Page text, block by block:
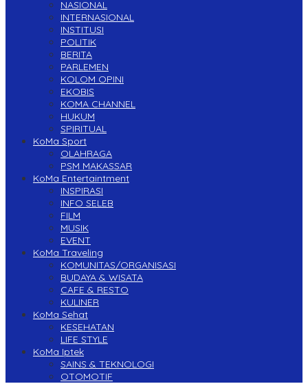
NASIONAL
INTERNASIONAL
INSTITUSI
POLITIK
BERITA
PARLEMEN
KOLOM OPINI
EKOBIS
KOMA CHANNEL
HUKUM
SPIRITUAL
KoMa Sport
OLAHRAGA
PSM MAKASSAR
KoMa Entertaintment
INSPIRASI
INFO SELEB
FILM
MUSIK
EVENT
KoMa Traveling
KOMUNITAS/ORGANISASI
BUDAYA & WISATA
CAFE & RESTO
KULINER
KoMa Sehat
KESEHATAN
LIFE STYLE
KoMa Iptek
SAINS & TEKNOLOGI
OTOMOTIF